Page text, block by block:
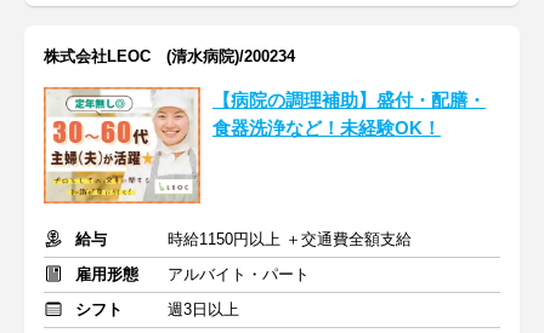
株式会社LEOC (清水病院)/200234
【病院の調理補助】盛付・配膳・
食器洗浄など！未経験OK！
給与
時給1150円以上 ＋交通費全額支給
雇用形態
アルバイト・パート
シフト
週3日以上